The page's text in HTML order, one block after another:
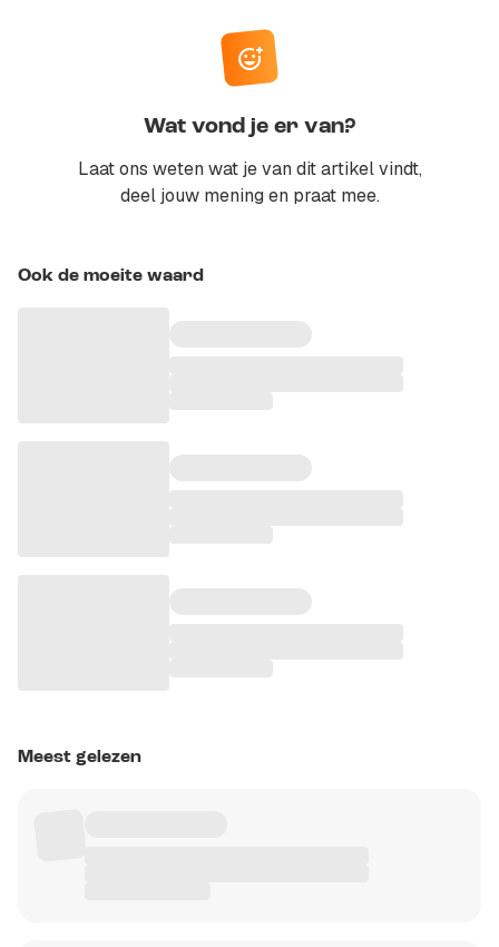
Wat vond je er van?
Laat ons weten wat je van dit artikel vindt,
deel jouw mening en praat mee.
Ook de moeite waard
Meest gelezen